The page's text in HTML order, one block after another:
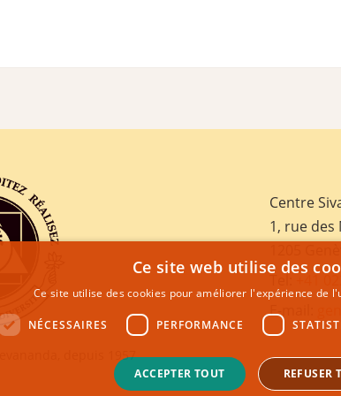
depuis 1957
Centre
1, rue
E-mail:
Ce site web utilise des
Ce site utilise des cookies pour améliorer l'expérience de
NÉCESSAIRES PERFORMANCE
ACCEPTER TOUT REFUSER